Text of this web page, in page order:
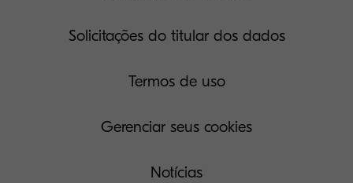
Solicitações do titular dos dados
Termos de uso
Gerenciar seus cookies
Notícias